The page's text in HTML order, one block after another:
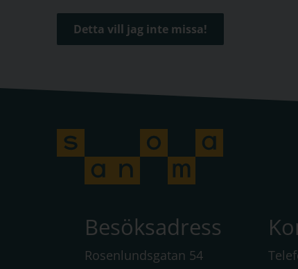
Detta vill jag inte missa!
Besöksadress
Rosenlundsgatan 54